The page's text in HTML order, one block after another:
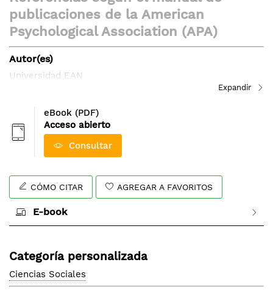
la
galería
de
imágenes
publicaciones de la American
Psychological Association (APA)
Autor(es)
Universidad EAN
eBook (PDF)
Acceso abierto
Consultar
CÓMO CITAR AGREGAR A FAVORITOS
E-book
Categoría personalizada
Ciencias Sociales